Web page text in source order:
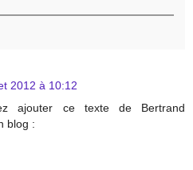
2012 à 10:12
ajouter ce texte de Bertrand
blog :